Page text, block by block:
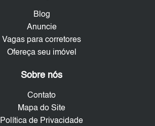
Blog
Anuncie
Vagas para corretores
Ofereça seu imóvel
Sobre nós
Contato
Mapa do Site
Política de Privacidade